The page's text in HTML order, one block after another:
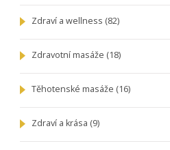
Zdraví a wellness (82)
Zdravotní masáže (18)
Těhotenské masáže (16)
Zdraví a krása (9)